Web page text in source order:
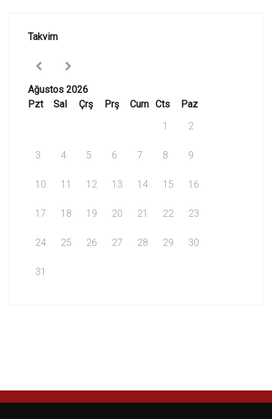
Takvim
Ağustos 2026
Pzt
Sal Çrş Prş Cum Cts
Paz
1
2
3 4 5 6 7 8 9
10 11 12 13 14 15 16
17 18 19 20 21 22 23
24 25 26 27 28 29 30
31